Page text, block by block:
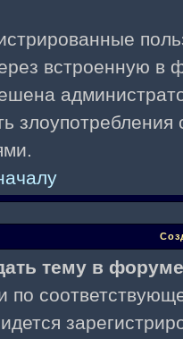
встроенную в
тему в
по